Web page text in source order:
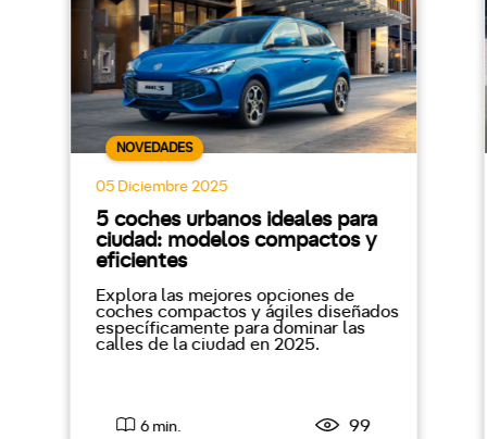
NOVEDADES
05 Diciembre 2025
5 coches urbanos ideales para
ciudad: modelos compactos y
eficientes
Explora las mejores opciones de
coches compactos y ágiles diseñados
específicamente para dominar las
calles de la ciudad en 2025.
6 min. 99